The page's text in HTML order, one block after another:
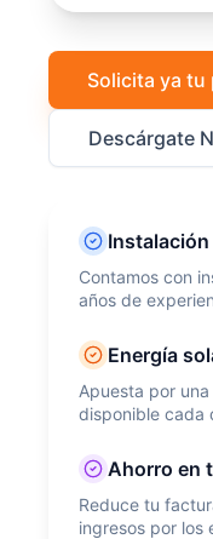
Solicita ya
Descárgate
Contamos con
años de
Energía
Apuesta por
disponible cada
Ahorro en
Reduce tu
ingresos por los